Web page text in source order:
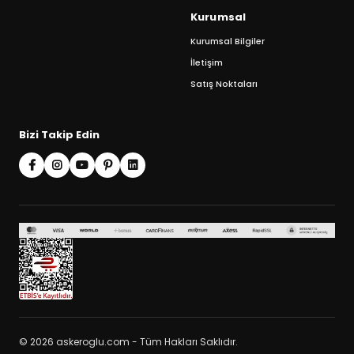
Kurumsal
Kurumsal Bilgiler
İletişim
Satış Noktaları
Bizi Takip Edin
© 2026 askeroglu.com - Tüm Hakları Saklıdır.